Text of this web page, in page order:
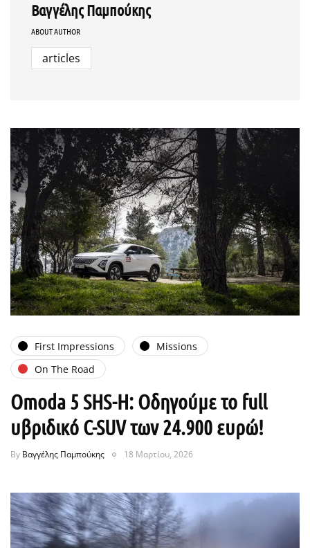
Βαγγέλης Παμπούκης
ABOUT AUTHOR
articles
First Impressions
Missions
On The Road
Omoda 5 SHS-H: Οδηγούμε το full
υβριδικό C-SUV των 24.900 ευρώ!
By Βαγγέλης Παμπούκης 18 Μαρτίου, 2026